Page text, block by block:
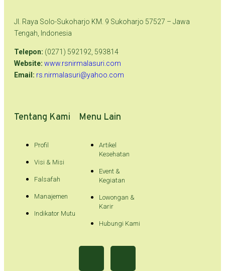
Jl. Raya Solo-Sukoharjo KM. 9 Sukoharjo 57527 – Jawa
Tengah, Indonesia
Telepon: (0271) 592192, 593814
Website: www.rsnirmalasuri.com
Email: rs.nirmalasuri@yahoo.com
Tentang Kami
Profil
Visi & Misi
Falsafah
Manajemen
Indikator Mutu
Menu Lain
Artikel
Kesehatan
Event &
Kegiatan
Lowongan &
Karir
Hubungi Kami